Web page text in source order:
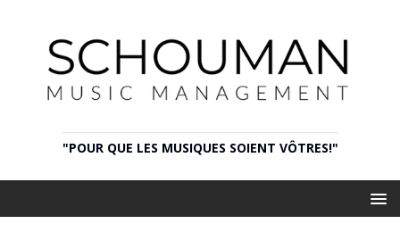
"POUR QUE LES MUSIQUES SOIENT VÔTRES!"